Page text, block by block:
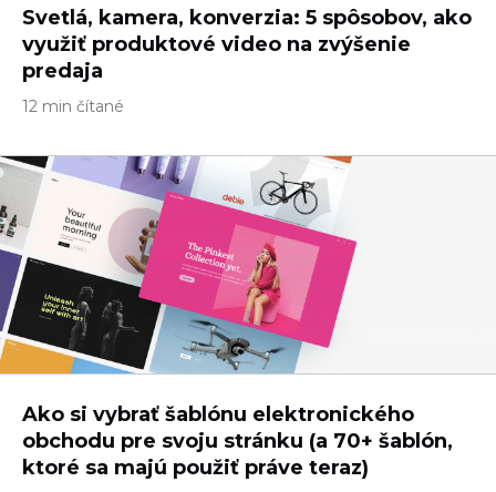
Svetlá, kamera, konverzia: 5 spôsobov, ako
využiť produktové video na zvýšenie
predaja
12 min čítané
Ako si vybrať šablónu elektronického
obchodu pre svoju stránku (a 70+ šablón,
ktoré sa majú použiť práve teraz)